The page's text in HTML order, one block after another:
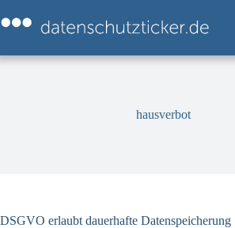
Inhalt
springen
hausverbot
DSGVO erlaubt dauerhafte Datenspeicherung